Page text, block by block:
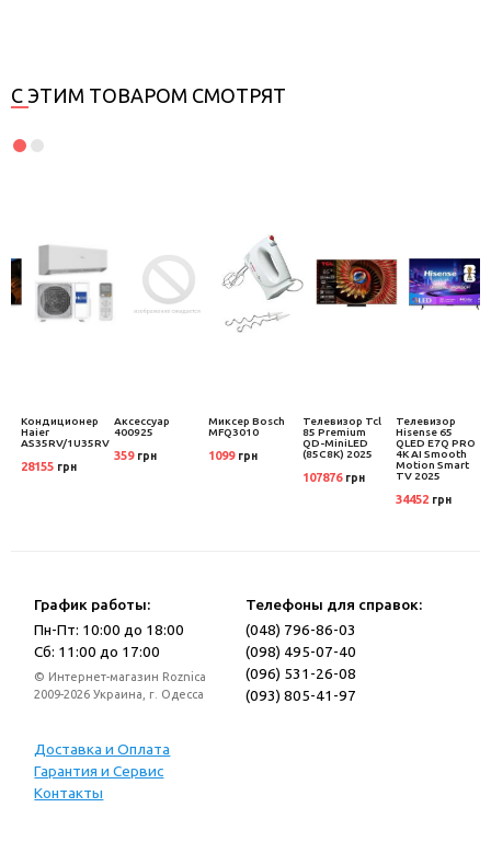
С ЭТИМ ТОВАРОМ СМОТРЯТ
Кондиционер
Haier
AS35RV/1U35RV
28155 грн
Аксессуар
400925
359 грн
Миксер Bosch
MFQ3010
1099 грн
Телевизор Tcl
85 Premium
QD-MiniLED
(85C8K) 2025
107876 грн
Телевизор
Hisense 65
QLED E7Q PRO
4K AI Smooth
Motion Smart
TV 2025
34452 грн
График работы:
Пн-Пт: 10:00 до 18:00
Сб: 11:00 до 17:00
© Интернет-магазин Roznica
2009-2026 Украина, г. Одесса
Телефоны для справок:
(048) 796-86-03
(098) 495-07-40
(096) 531-26-08
(093) 805-41-97
Доставка и Оплата
Гарантия и Сервис
Контакты